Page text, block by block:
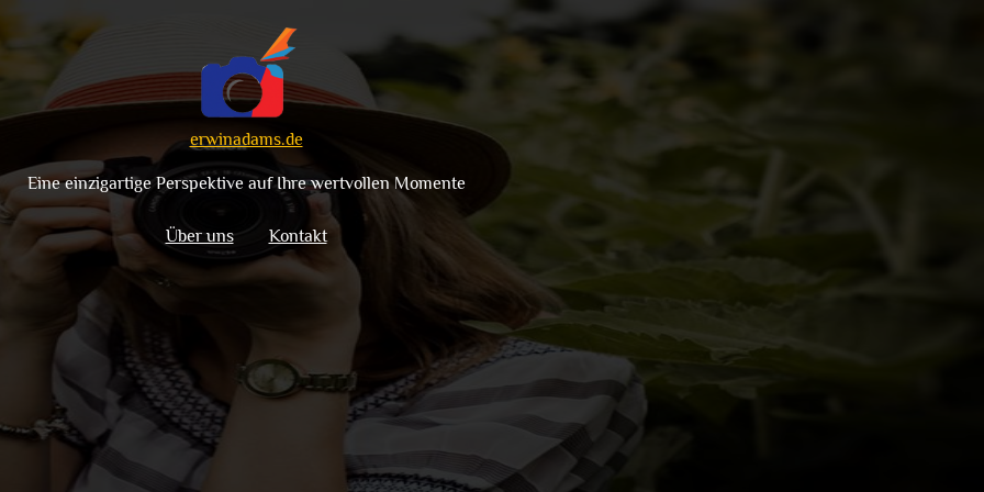
erwinadams.de
Eine einzigartige Perspektive auf Ihre wertvollen Momente
Über uns Kontakt